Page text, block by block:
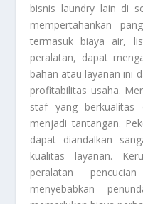
bisnis laundry lain di
mempertahankan
termasuk biaya air,
peralatan, dapat
bahan atau layanan ini
profitabilitas usaha.
staf yang berkualitas
menjadi tantangan.
dapat diandalkan
kualitas layanan.
peralatan
menyebabkan